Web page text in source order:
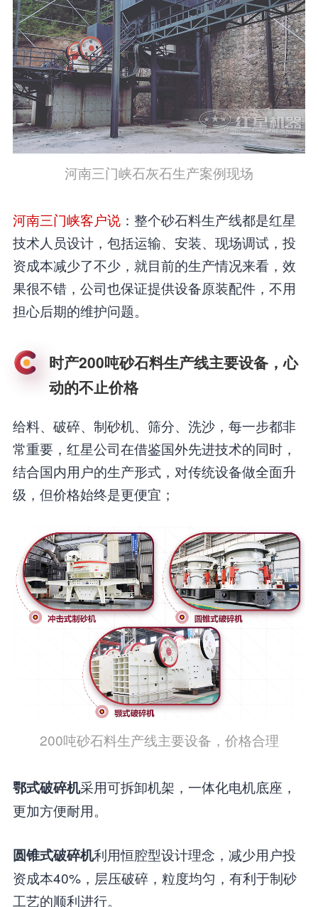
河南三门峡石灰石生产案例现场
河南三门峡客户说：整个砂石料生产线都是红星
技术人员设计，包括运输、安装、现场调试，投
资成本减少了不少，就目前的生产情况来看，效
果很不错，公司也保证提供设备原装配件，不用
担心后期的维护问题。
时产200吨砂石料生产线主要设备，心
动的不止价格
给料、破碎、制砂机、筛分、洗沙，每一步都非
常重要，红星公司在借鉴国外先进技术的同时，
结合国内用户的生产形式，对传统设备做全面升
级，但价格始终是更便宜；
200吨砂石料生产线主要设备，价格合理
鄂式破碎机采用可拆卸机架，一体化电机底座，
更加方便耐用。
圆锥式破碎机利用恒腔型设计理念，减少用户投
资成本40%，层压破碎，粒度均匀，有利于制砂
工艺的顺利进行。